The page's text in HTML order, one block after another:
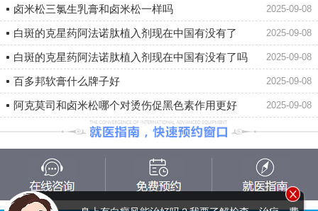
卤米松三氯生乳膏和卤米松一样吗 2025-09-08
白斑的克星药阿法诺肽植入剂现在中国有没有了 2025-09-08
白斑的克星药阿法诺肽植入剂现在中国有没有了吗 2025-09-08
百多邦软膏什么牌子好 2025-09-08
阿克莫司和卤米松哪个对烫伤促黑色素作用更好 2025-09-08